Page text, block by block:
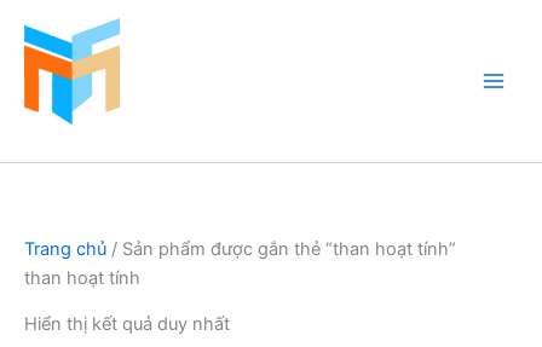
Trang chủ / Sản phẩm được gắn thẻ “than hoạt tính”
than hoạt tính
Hiển thị kết quả duy nhất